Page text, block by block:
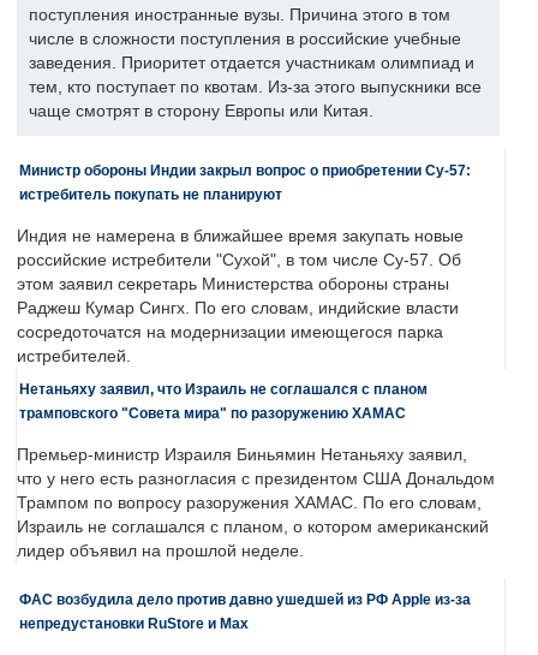
поступления иностранные вузы. Причина этого в том
числе в сложности поступления в российские учебные
заведения. Приоритет отдается участникам олимпиад и
тем, кто поступает по квотам. Из-за этого выпускники все
чаще смотрят в сторону Европы или Китая.
Министр обороны Индии закрыл вопрос о приобретении Су-57:
истребитель покупать не планируют
Индия не намерена в ближайшее время закупать новые
российские истребители "Сухой", в том числе Су-57. Об
этом заявил секретарь Министерства обороны страны
Раджеш Кумар Сингх. По его словам, индийские власти
сосредоточатся на модернизации имеющегося парка
истребителей.
Нетаньяху заявил, что Израиль не соглашался с планом
трамповского "Совета мира" по разоружению ХАМАС
Премьер-министр Израиля Биньямин Нетаньяху заявил,
что у него есть разногласия с президентом США Дональдом
Трампом по вопросу разоружения ХАМАС. По его словам,
Израиль не соглашался с планом, о котором американский
лидер объявил на прошлой неделе.
ФАС возбудила дело против давно ушедшей из РФ Apple из-за
непредустановки RuStore и Max